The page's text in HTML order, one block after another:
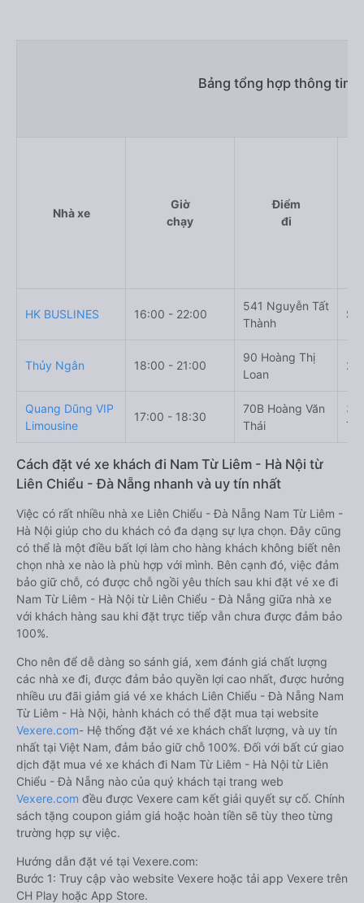
Bảng tổng hợp thông tin
Nhà xe
Giờ
chạy
Điểm
đi
HK BUSLINES 16:00 - 22:00
541 Nguyễn Tất
Thành
Số
Thủy Ngân 18:00 - 21:00
90 Hoàng Thị
Loan
24
Quang Dũng VIP
Limousine
17:00 - 18:30
70B Hoàng Văn
Thái
3
Từ
Cách đặt vé xe khách đi Nam Từ Liêm - Hà Nội từ
Liên Chiểu - Đà Nẵng nhanh và uy tín nhất
Việc có rất nhiều nhà xe Liên Chiểu - Đà Nẵng Nam Từ Liêm -
Hà Nội giúp cho du khách có đa dạng sự lựa chọn. Đây cũng
có thể là một điều bất lợi làm cho hàng khách không biết nên
chọn nhà xe nào là phù hợp với mình. Bên cạnh đó, việc đảm
bảo giữ chỗ, có được chỗ ngồi yêu thích sau khi đặt vé xe đi
Nam Từ Liêm - Hà Nội từ Liên Chiểu - Đà Nẵng giữa nhà xe
với khách hàng sau khi đặt trực tiếp vẫn chưa được đảm bảo
100%.
Cho nên để dễ dàng so sánh giá, xem đánh giá chất lượng
các nhà xe đi, được đảm bảo quyền lợi cao nhất, được hưởng
nhiều ưu đãi giảm giá vé xe khách Liên Chiểu - Đà Nẵng Nam
Từ Liêm - Hà Nội, hành khách có thể đặt mua tại website
Vexere.com- Hệ thống đặt vé xe khách chất lượng, và uy tín
nhất tại Việt Nam, đảm bảo giữ chỗ 100%. Đối với bất cứ giao
dịch đặt mua vé xe khách đi Nam Từ Liêm - Hà Nội từ Liên
Chiểu - Đà Nẵng nào của quý khách tại trang web
Vexere.com đều được Vexere cam kết giải quyết sự cố. Chính
sách tặng coupon giảm giá hoặc hoàn tiền sẽ tùy theo từng
trường hợp sự việc.
Hướng dẫn đặt vé tại Vexere.com:
Bước 1: Truy cập vào website Vexere hoặc tải app Vexere trên
CH Play hoặc App Store.